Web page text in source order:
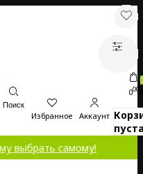
Поиск
Избранное Аккаунт
0
000
самому!